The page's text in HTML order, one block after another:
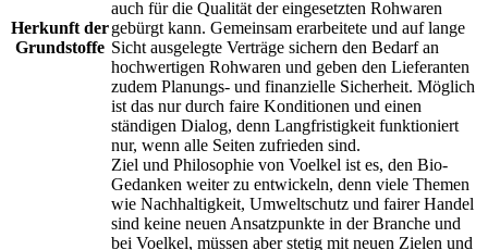
Herkunft der
Grundstoffe
auch für die Qualität der eingesetzten Rohwaren
gebürgt kann. Gemeinsam erarbeitete und auf lange
Sicht ausgelegte Verträge sichern den Bedarf an
hochwertigen Rohwaren und geben den Lieferanten
zudem Planungs- und finanzielle Sicherheit. Möglich
ist das nur durch faire Konditionen und einen
ständigen Dialog, denn Langfristigkeit funktioniert
nur, wenn alle Seiten zufrieden sind.
Ziel und Philosophie von Voelkel ist es, den Bio-
Gedanken weiter zu entwickeln, denn viele Themen
wie Nachhaltigkeit, Umweltschutz und fairer Handel
sind keine neuen Ansatzpunkte in der Branche und
bei Voelkel, müssen aber stetig mit neuen Zielen und